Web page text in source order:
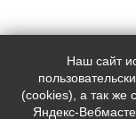
Мы
Наш сайт
(cookies), а так же
Яндекс-